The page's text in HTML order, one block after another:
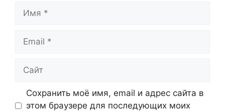
Сохранить моё имя, email и адрес сайта в
этом браузере для последующих моих